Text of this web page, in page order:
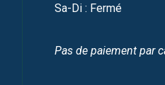
Sa-Di : Fermé
Pas de paiement par